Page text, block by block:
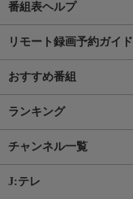
番組表ヘルプ
リモート録画予約ガイド
おすすめ番組
ランキング
チャンネル一覧
J:テレ